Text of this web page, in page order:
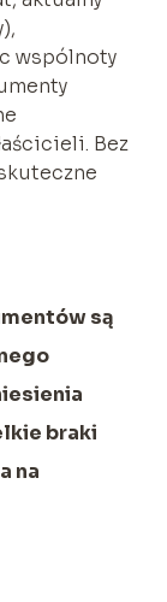
wspólnoty
Bez
są
braki
na